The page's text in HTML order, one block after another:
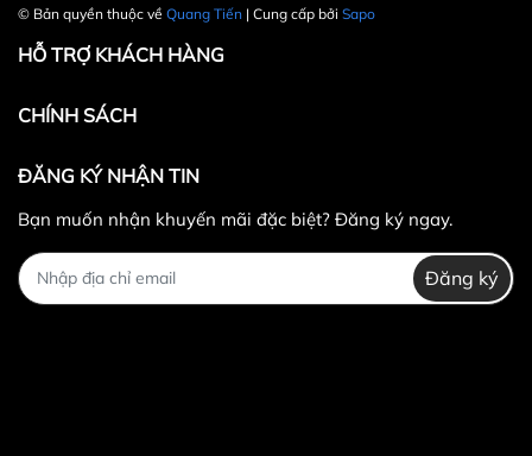
+ Tập massage.
+ Tập tạ tay.
Máy chạy bộ Sakura HQ-666
© Bản quyền thuộc về Quang Tiến | Cung cấp bởi Sapo
HỖ TRỢ KHÁCH HÀNG
CHÍNH SÁCH
ĐĂNG KÝ NHẬN TIN
Bạn muốn nhận khuyến mãi đặc biệt? Đăng ký ngay.
Đăng ký